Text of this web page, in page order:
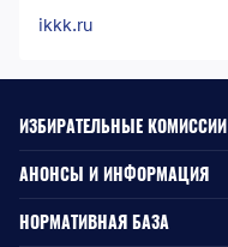
ikkk.ru
ИЗБИРАТЕЛЬНЫЕ КОМИССИИ
АНОНСЫ И ИНФОРМАЦИЯ
НОРМАТИВНАЯ БАЗА